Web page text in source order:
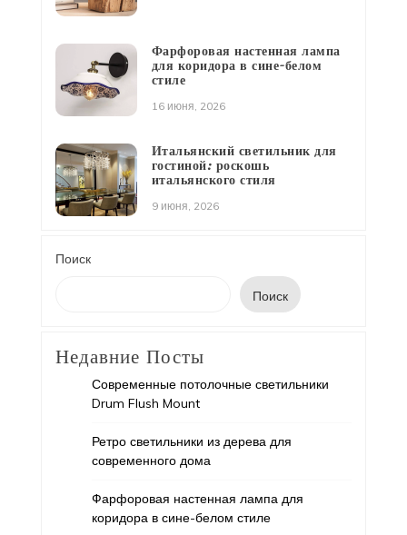
Фарфоровая настенная лампа
для коридора в сине-белом
стиле
16 июня, 2026
Итальянский светильник для
гостиной: роскошь
итальянского стиля
9 июня, 2026
Поиск
Поиск
Недавние Посты
Современные потолочные светильники
Drum Flush Mount
Ретро светильники из дерева для
современного дома
Фарфоровая настенная лампа для
коридора в сине-белом стиле